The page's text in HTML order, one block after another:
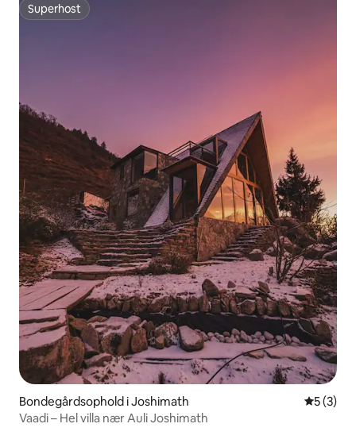
Superhost
Superhost
Bondegårdsophold i Joshimath 5 ud af 5
5 (3)
Vaadi – Hel villa nær Auli Joshimath